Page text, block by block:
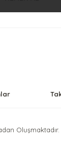
Oluşmaktadır.